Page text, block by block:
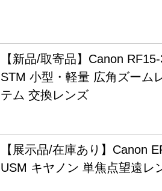
【新品/取寄品】Canon
STM 小型・軽量 広角ズーム
テム 交換レンズ
【展示品/在庫あり】Canon
USM キヤノン 単焦点望遠レ